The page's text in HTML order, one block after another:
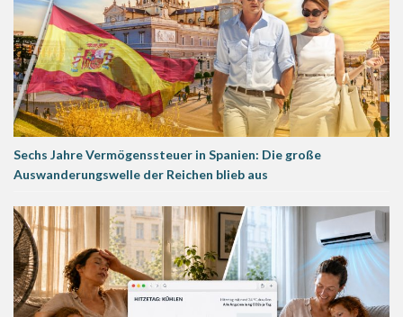
Sechs Jahre Vermögenssteuer in Spanien: Die große
Auswanderungswelle der Reichen blieb aus